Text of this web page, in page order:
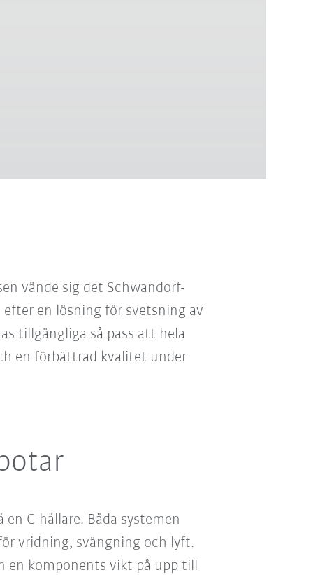
vände sig det Schwandorf-
en lösning för svetsning av
tillgängliga så pass att hela
en förbättrad kvalitet under
C-hållare. Båda systemen
vridning, svängning och lyft.
en komponents vikt på upp till